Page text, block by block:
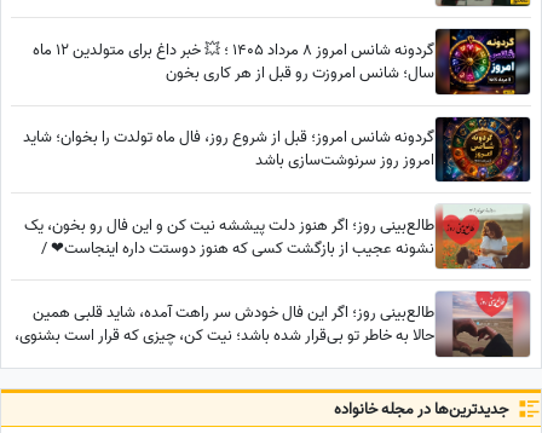
گردونه شانس امروز 8 مرداد 1405 ؛ 💥 خبر داغ برای متولدین 12 ماه
سال؛ شانس امروزت رو قبل از هر کاری بخون
گردونه شانس امروز؛ قبل از شروع روز، فال ماه تولدت را بخوان؛ شاید
امروز روز سرنوشت‌سازی باشد
طالع‌بینی روز؛ اگر هنوز دلت پیششه نیت کن و این فال رو بخون، یک
نشونه عجیب از بازگشت کسی که هنوز دوستت داره اینجاست❤ /
طالع‌بینی روز؛ اگر این فال خودش سر راهت آمده، شاید قلبی همین
حالا به خاطر تو بی‌قرار شده باشد؛ نیت کن، چیزی که قرار است بشنوی،
جدید‌ترین‌ها در مجله خانواده